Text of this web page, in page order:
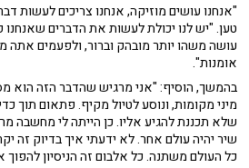
"אנחנו עושים מוזיקה, אנחנו צריכים לעשות
טען. "יש לנו יכולת לעשות את הדברים
עושה משהו יותר מובהק וברור, ולפעמים אתה
אומנות".
בהמשך, הוסיף: "אני מרגיש שהדבר הזה הוא
מיני מקומות, ונוסע לטיול מקיף. פתאום תוך
שלא תכננת להגיע אליו. כן הייתה לי מחשבה
שיר יהיה עולם אחר. לא ידעתי איך בדיוק זה
כל העולם משתנה. כל אלבום זה הניסיון להפוך